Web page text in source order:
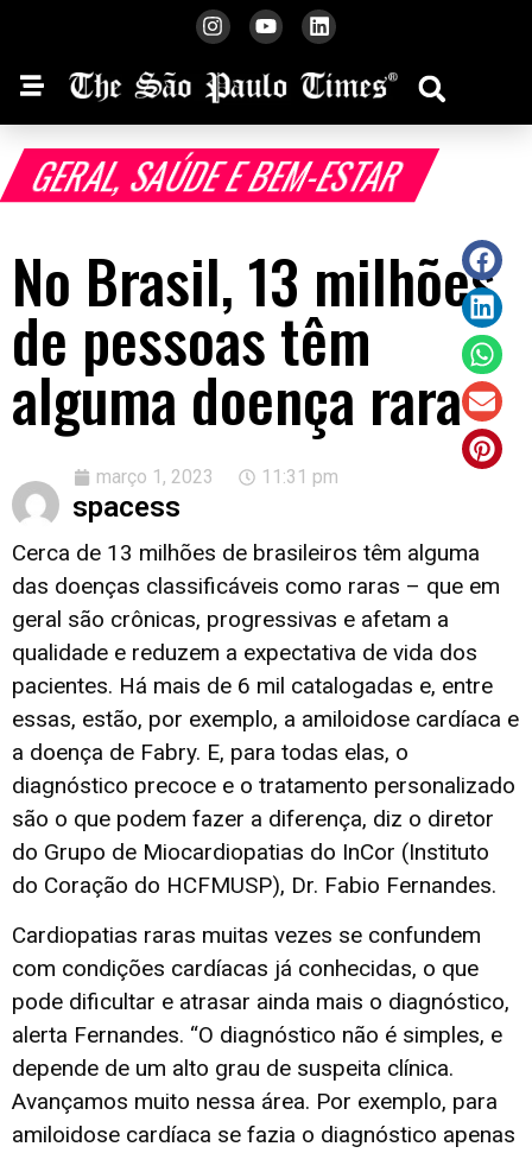
GERAL
,SAÚDE E BEM-ESTAR
No Brasil, 13 milhões
de pessoas têm
alguma doença rara
spacess
março 1, 2023 11:31 pm
Cerca de 13 milhões de brasileiros têm alguma
das doenças classificáveis como raras – que em
geral são crônicas, progressivas e afetam a
qualidade e reduzem a expectativa de vida dos
pacientes. Há mais de 6 mil catalogadas e, entre
essas, estão, por exemplo, a amiloidose cardíaca e
a doença de Fabry. E, para todas elas, o
diagnóstico precoce e o tratamento personalizado
são o que podem fazer a diferença, diz o diretor
do Grupo de Miocardiopatias do InCor (Instituto
do Coração do HCFMUSP), Dr. Fabio Fernandes.
Cardiopatias raras muitas vezes se confundem
com condições cardíacas já conhecidas, o que
pode dificultar e atrasar ainda mais o diagnóstico,
alerta Fernandes. “O diagnóstico não é simples, e
depende de um alto grau de suspeita clínica.
Avançamos muito nessa área. Por exemplo, para
amiloidose cardíaca se fazia o diagnóstico apenas